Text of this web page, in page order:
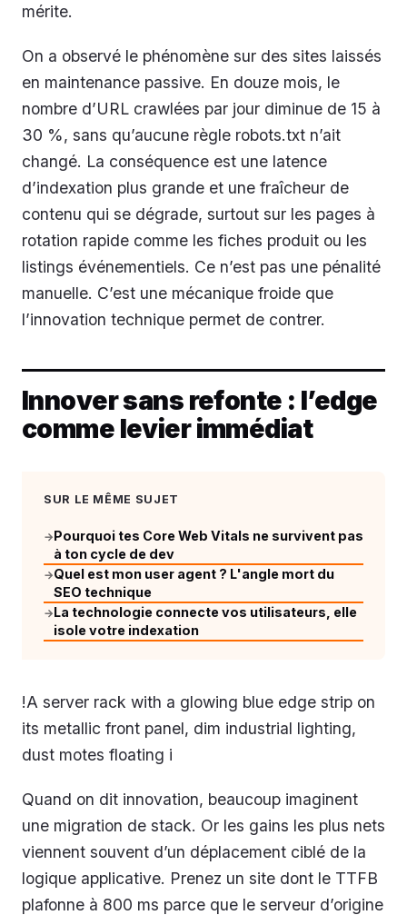
mérite.
On a observé le phénomène sur des sites laissés
en maintenance passive. En douze mois, le
nombre d’URL crawlées par jour diminue de 15 à
30 %, sans qu’aucune règle robots.txt n’ait
changé. La conséquence est une latence
d’indexation plus grande et une fraîcheur de
contenu qui se dégrade, surtout sur les pages à
rotation rapide comme les fiches produit ou les
listings événementiels. Ce n’est pas une pénalité
manuelle. C’est une mécanique froide que
l’innovation technique permet de contrer.
Innover sans refonte : l’edge
comme levier immédiat
SUR LE MÊME SUJET
→Pourquoi tes Core Web Vitals ne survivent pas
à ton cycle de dev
→Quel est mon user agent ? L'angle mort du
SEO technique
→La technologie connecte vos utilisateurs, elle
isole votre indexation
!A server rack with a glowing blue edge strip on
its metallic front panel, dim industrial lighting,
dust motes floating i
Quand on dit innovation, beaucoup imaginent
une migration de stack. Or les gains les plus nets
viennent souvent d’un déplacement ciblé de la
logique applicative. Prenez un site dont le TTFB
plafonne à 800 ms parce que le serveur d’origine